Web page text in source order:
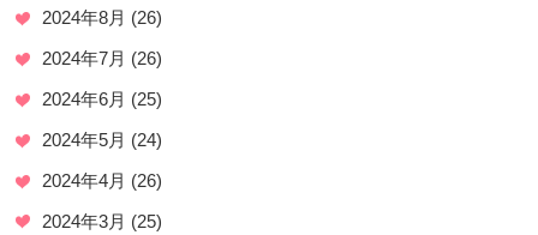
2024年8月 (26)
2024年7月 (26)
2024年6月 (25)
2024年5月 (24)
2024年4月 (26)
2024年3月 (25)